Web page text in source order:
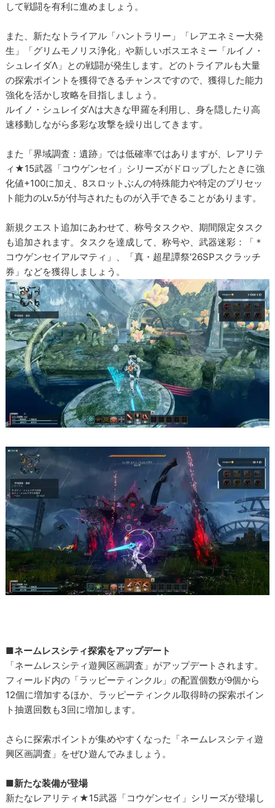
して戦闘を有利に進めましょう。
また、新たなトライアル「ハントラリー」「レアエネミー大発
生」「グリムモノリス浄化」や新しいボスエネミー「ルイノ・
シュレイダΛ」との戦闘が発生します。どのトライアルも大量
の探索ポイントを獲得できるチャンスですので、獲得した能力
強化を活かし攻略を目指しましょう。
ルイノ・シュレイダΛは大きな甲羅を利用し、身を隠したり高
速移動しながら多彩な攻撃を繰り出してきます。
また「界域調査：遺跡」では低確率ではありますが、レアリテ
ィ★15武器「コウゲンセイ」シリーズがドロップしたときに強
化値+100に加え、8スロットぶんの特殊能力や特定のプリセッ
ト能力のLv.5が付与されたものが入手できることがあります。
新規クエスト追加にあわせて、称号タスクや、期間限定タスク
も追加されます。タスクを達成して、称号や、武器迷彩：「＊
コウゲンセイアルマティ」、「真・超星譚祭'26SPスクラッチ
券」などを獲得しましょう。
■ネームレスシティ探索をアップデート
「ネームレスシティ遊興区画調査」がアップデートされます。
フィールド内の「ラッピーティンクル」の配置個数が9個から
12個に増加するほか、ラッピーティンクル取得時の探索ポイン
ト抽選回数も3回に増加します。
さらに探索ポイントが集めやすくなった「ネームレスシティ遊
興区画調査」をぜひ遊んでみましょう。
■新たな装備が登場
新たなレアリティ★15武器「コウゲンセイ」シリーズが登場し